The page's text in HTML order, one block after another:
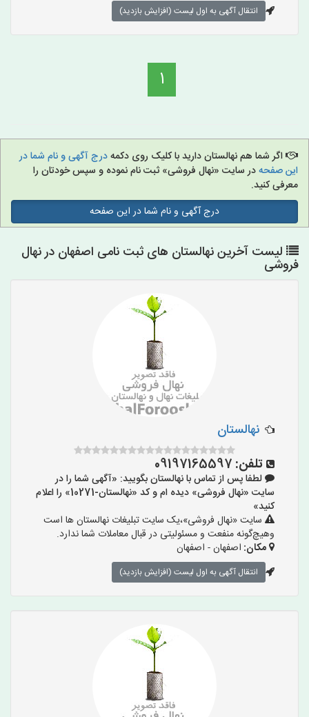
انتقال آگهی به اول لیست (افزایش بازدید)
1
اگر شما هم نهالستان دارید با کلیک روی دکمهدرج آگهی و نام شما در
این صفحهدر سایت «نهال فروشی» ثبت نام نموده و سپس خودتان را
معرفی کنید.
درج آگهی و نام شما در این صفحه
لیست آخرین نهالستان های ثبت نامی اصفهان در نهال
فروشی
نهالستان
تلفن: 09197165597
لطفا پس از تماس با نهالستان بگویید: «آگهی شما را در
سایت «نهال فروشی» دیده ام و کد «نهالستان-10271» را اعلام
کنید»
سایت «نهال فروشی»،یک سایت تبلیغات نهالستان ها است
وهیچ‌گونه منفعت و مسئولیتی در قبال معاملات شما ندارد.
مکان: اصفهان - اصفهان
انتقال آگهی به اول لیست (افزایش بازدید)